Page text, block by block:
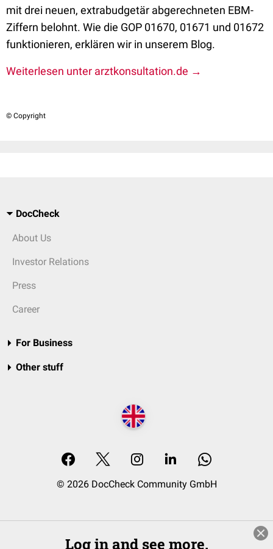
mit drei neuen, extrabudgetär abgerechneten EBM-
Ziffern belohnt. Wie die GOP 01670, 01671 und 01672
funktionieren, erklären wir in unserem Blog.
Weiterlesen unter arztkonsultation.de →
© Copyright
DocCheck
About Us
Investor Relations
Press
Career
For Business
Other stuff
© 2026 DocCheck Community GmbH
Log in and see more.